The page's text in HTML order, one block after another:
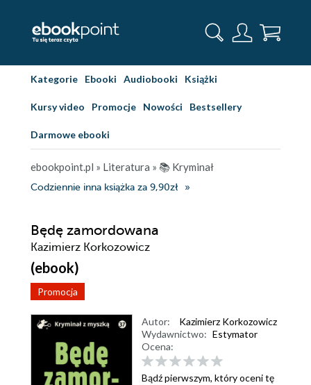
Kategorie Ebooki Audiobooki Książki
Kursy video Promocje Nowości Bestsellery
Darmowe ebooki
ebookpoint.pl » Literatura » 📚 Kryminał
Codziennie inna książka za 9,90zł
Będę zamordowana
Kazimierz Korkozowicz
(ebook)
Promocja
Autor:
Kazimierz Korkozowicz
Wydawnictwo: Estymator
Ocena:
Bądź pierwszym, który oceni tę